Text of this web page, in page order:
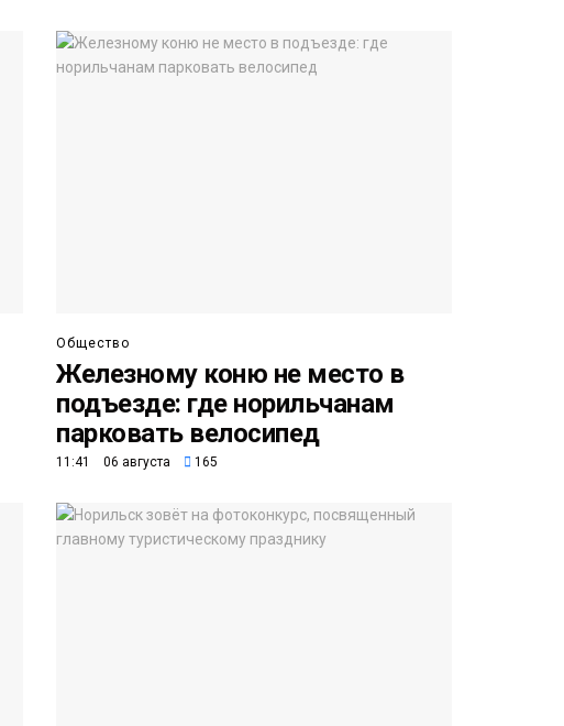
Общество
Железному коню не место в
подъезде: где норильчанам
парковать велосипед
11:41 06 августа 165